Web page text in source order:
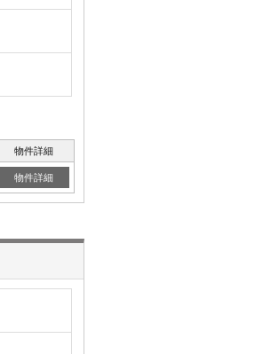
物件詳細
物件詳細